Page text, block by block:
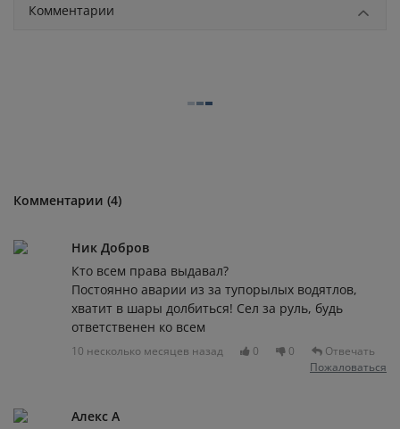
Комментарии
Комментарии (4)
Ник Добров
Кто всем права выдавал?
Постоянно аварии из за тупорылых водятлов,
хватит в шары долбиться! Сел за руль, будь
ответственен ко всем
10 несколько месяцев назад 0 0
Отвечать
Пожаловаться
Алекс А